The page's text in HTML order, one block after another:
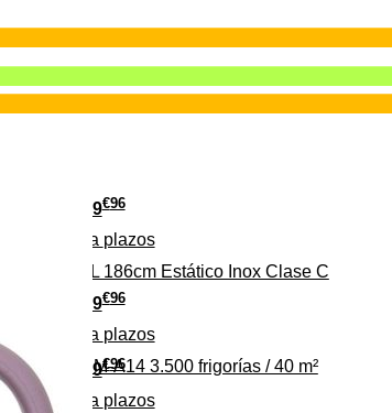
279€96
Pago a plazos
349€96
Pago a plazos
C 315L 186cm Estático Inox Clase C
369€96
Pago a plazos
CLIM-A14 3.500 frigorías / 40 m²